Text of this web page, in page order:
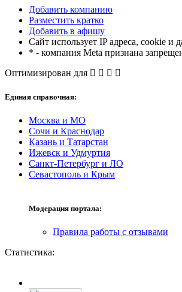
Добавить компанию
Разместить кратко
Добавить в афишу
Сайт использует IP адреса, cookie и
* - компания Meta признана
Оптимизирован для
Единая справочная:
Москва и МО
Сочи и Краснодар
Казань и Татарстан
Ижевск и Удмуртия
Санкт-Петербург и ЛО
Севастополь и Крым
Модерация портала:
Правила работы с отзывами
Статистика: